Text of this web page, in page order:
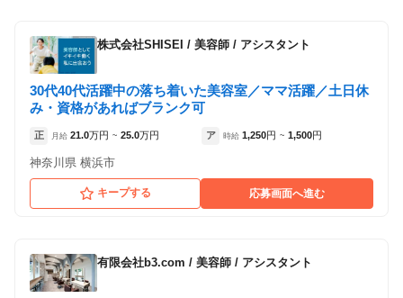
株式会社SHISEI / 美容師 / アシスタント
30代40代活躍中の落ち着いた美容室／ママ活躍／土日休
み・資格があればブランク可
正 月給 21.0万円 ~ 25.0万円 ア 時給 1,250円 ~ 1,500円
神奈川県 横浜市
キープする 応募画面へ進む
有限会社b3.com / 美容師 / アシスタント